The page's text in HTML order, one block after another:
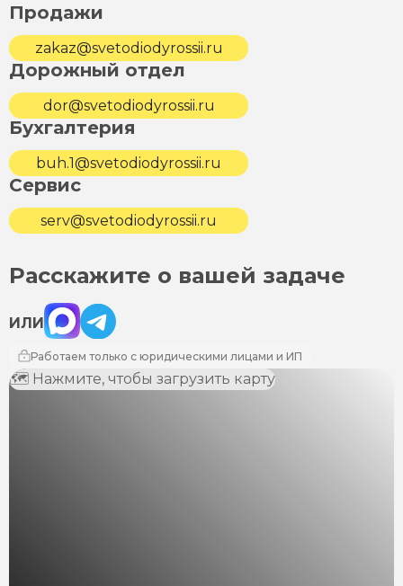
Продажи
zakaz@svetodiodyrossii.ru
Дорожный отдел
dor@svetodiodyrossii.ru
Бухгалтерия
buh.1@svetodiodyrossii.ru
Сервис
serv@svetodiodyrossii.ru
Расскажите о вашей задаче
ИЛИ
Max Telegram
Работаем только с юридическими лицами и ИП
🗺 Нажмите, чтобы загрузить карту